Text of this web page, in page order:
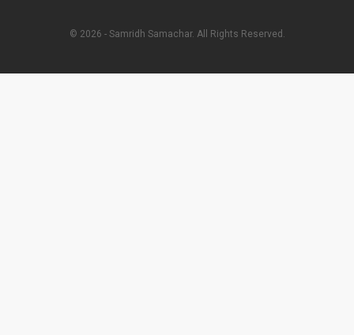
© 2026 - Samridh Samachar. All Rights Reserved.